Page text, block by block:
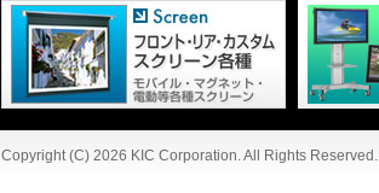
Copyright (C) 2026 KIC Corporation. All Rights Reserved.